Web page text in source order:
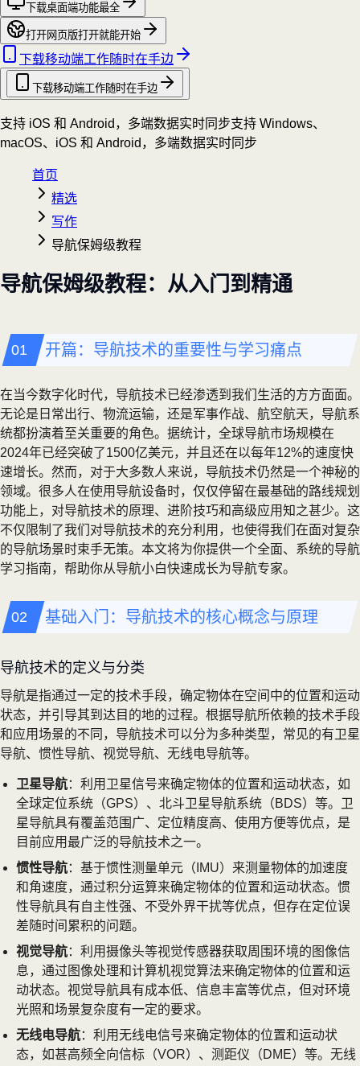
下载桌面端功能最全
打开网页版打开就能开始
下载移动端工作随时在手边
下载移动端工作随时在手边
支持 iOS 和 Android，多端数据实时同步支持 Windows、
macOS、iOS 和 Android，多端数据实时同步
首页
精选
写作
导航保姆级教程
导航保姆级教程：从入门到精通
开篇：导航技术的重要性与学习痛点
在当今数字化时代，导航技术已经渗透到我们生活的方方面面。
无论是日常出行、物流运输，还是军事作战、航空航天，导航系
统都扮演着至关重要的角色。据统计，全球导航市场规模在
2024年已经突破了1500亿美元，并且还在以每年12%的速度快
速增长。然而，对于大多数人来说，导航技术仍然是一个神秘的
领域。很多人在使用导航设备时，仅仅停留在最基础的路线规划
功能上，对导航技术的原理、进阶技巧和高级应用知之甚少。这
不仅限制了我们对导航技术的充分利用，也使得我们在面对复杂
的导航场景时束手无策。本文将为你提供一个全面、系统的导航
学习指南，帮助你从导航小白快速成长为导航专家。
基础入门：导航技术的核心概念与原理
导航技术的定义与分类
导航是指通过一定的技术手段，确定物体在空间中的位置和运动
状态，并引导其到达目的地的过程。根据导航所依赖的技术手段
和应用场景的不同，导航技术可以分为多种类型，常见的有卫星
导航、惯性导航、视觉导航、无线电导航等。
卫星导航：利用卫星信号来确定物体的位置和运动状态，如
全球定位系统（GPS）、北斗卫星导航系统（BDS）等。卫
星导航具有覆盖范围广、定位精度高、使用方便等优点，是
目前应用最广泛的导航技术之一。
惯性导航：基于惯性测量单元（IMU）来测量物体的加速度
和角速度，通过积分运算来确定物体的位置和运动状态。惯
性导航具有自主性强、不受外界干扰等优点，但存在定位误
差随时间累积的问题。
视觉导航：利用摄像头等视觉传感器获取周围环境的图像信
息，通过图像处理和计算机视觉算法来确定物体的位置和运
动状态。视觉导航具有成本低、信息丰富等优点，但对环境
光照和场景复杂度有一定的要求。
无线电导航：利用无线电信号来确定物体的位置和运动状
态，如甚高频全向信标（VOR）、测距仪（DME）等。无线